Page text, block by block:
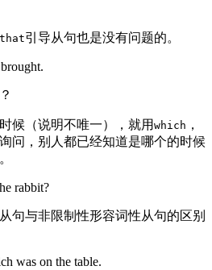
that引导从句也是没有问题的。
候（说明不唯一），就用 which ，
问，别人都已经知道是哪个的时候
。
rabbit?
句与非限制性形容词性从句的区别
was on the table.